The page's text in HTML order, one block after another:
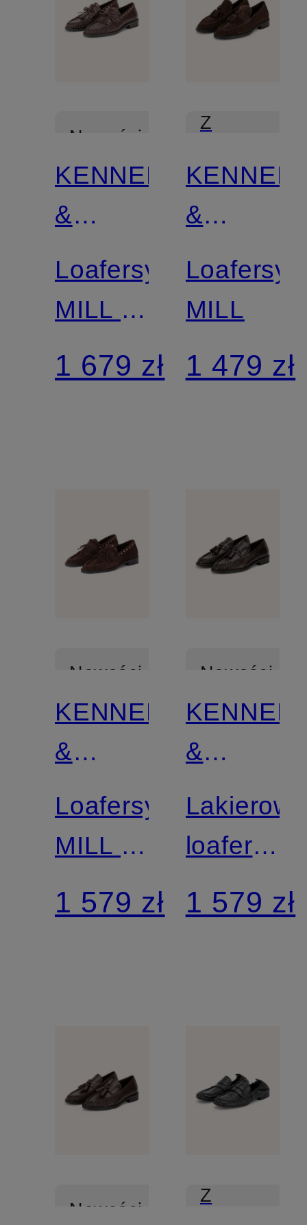
Nowości
Z
certyfikatem
KENNEL
&
SCHMENGER
Loafersy
MILL z
nitami
1 679 zł
Z
KENNEL
&
Loafersy
MILL
1 479 zł
Nowości
Z
certyfikatem
KENNEL
&
SCHMENGER
Loafersy
MILL z
nitami
1 579 zł
Nowości
Z
certyfikatem
KENNEL
&
loafersy
MILL
1 579 zł
Nowości
Z